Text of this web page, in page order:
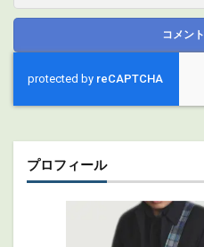
プロフィール